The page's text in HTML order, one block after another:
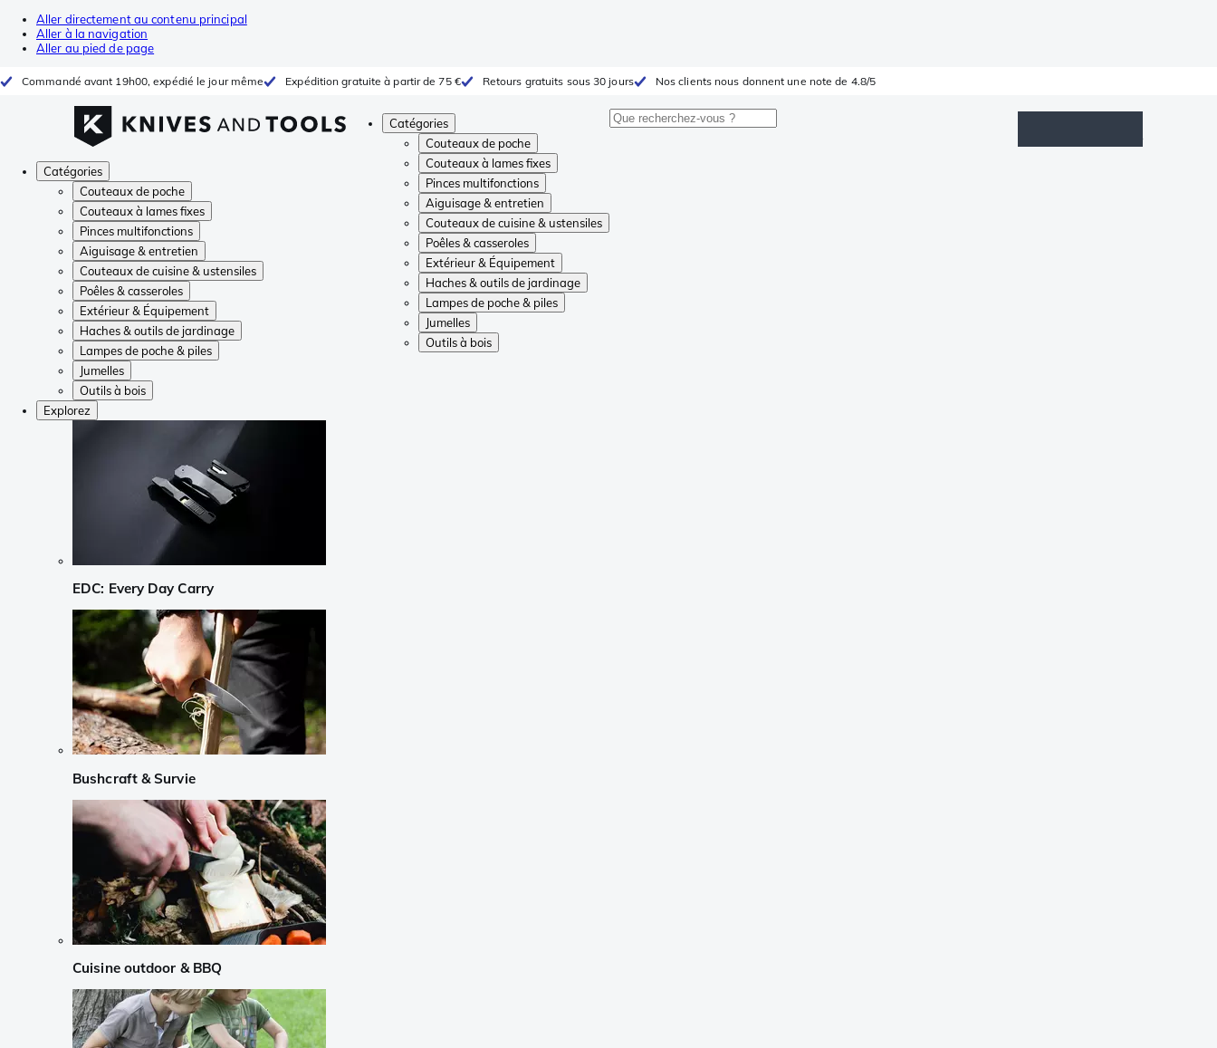
Aller directement au contenu principal
Aller à la navigation
Aller au pied de page
Commandé avant 19h00, expédié le jour même Expédition gratuite à partir de 75 € Retours gratuits sous 30 jours Nos clients nous donnent une note de 4.8/5
Catégories
Couteaux de poche
Couteaux à lames fixes
Pinces multifonctions
Aiguisage & entretien
Couteaux de cuisine & ustensiles
Poêles & casseroles
Extérieur & Équipement
Haches & outils de jardinage
Lampes de poche & piles
Jumelles
Outils à bois
Catégories
Couteaux de poche
Couteaux à lames fixes
Pinces multifonctions
Aiguisage & entretien
Couteaux de cuisine & ustensiles
Poêles & casseroles
Extérieur & Équipement
Haches & outils de jardinage
Lampes de poche & piles
Jumelles
Outils à bois
Explorez
EDC: Every Day Carry
Bushcraft & Survie
Cuisine outdoor & BBQ